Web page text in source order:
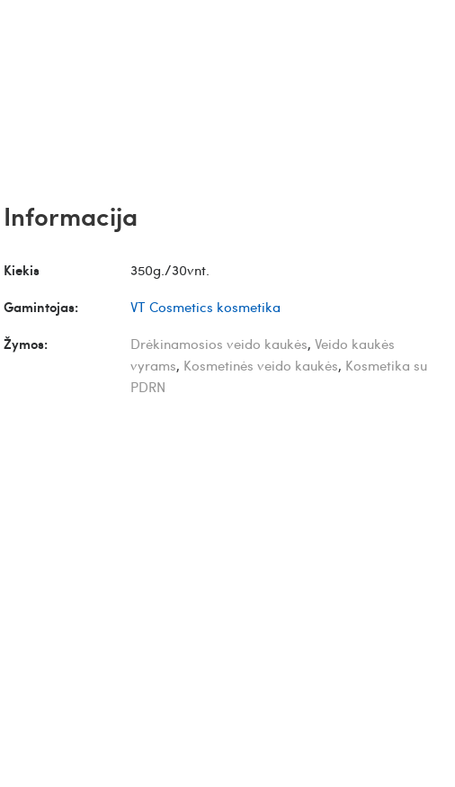
Informacija
Kiekis
350g./30vnt.
Gamintojas:
VT Cosmetics kosmetika
Žymos:
Drėkinamosios veido kaukės, Veido kaukės
vyrams, Kosmetinės veido kaukės, Kosmetika su
PDRN